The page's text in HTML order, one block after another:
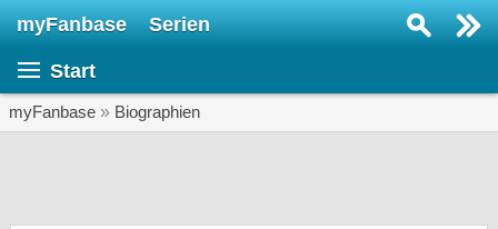
myFanbase Serien
Start
myFanbase » Biographien